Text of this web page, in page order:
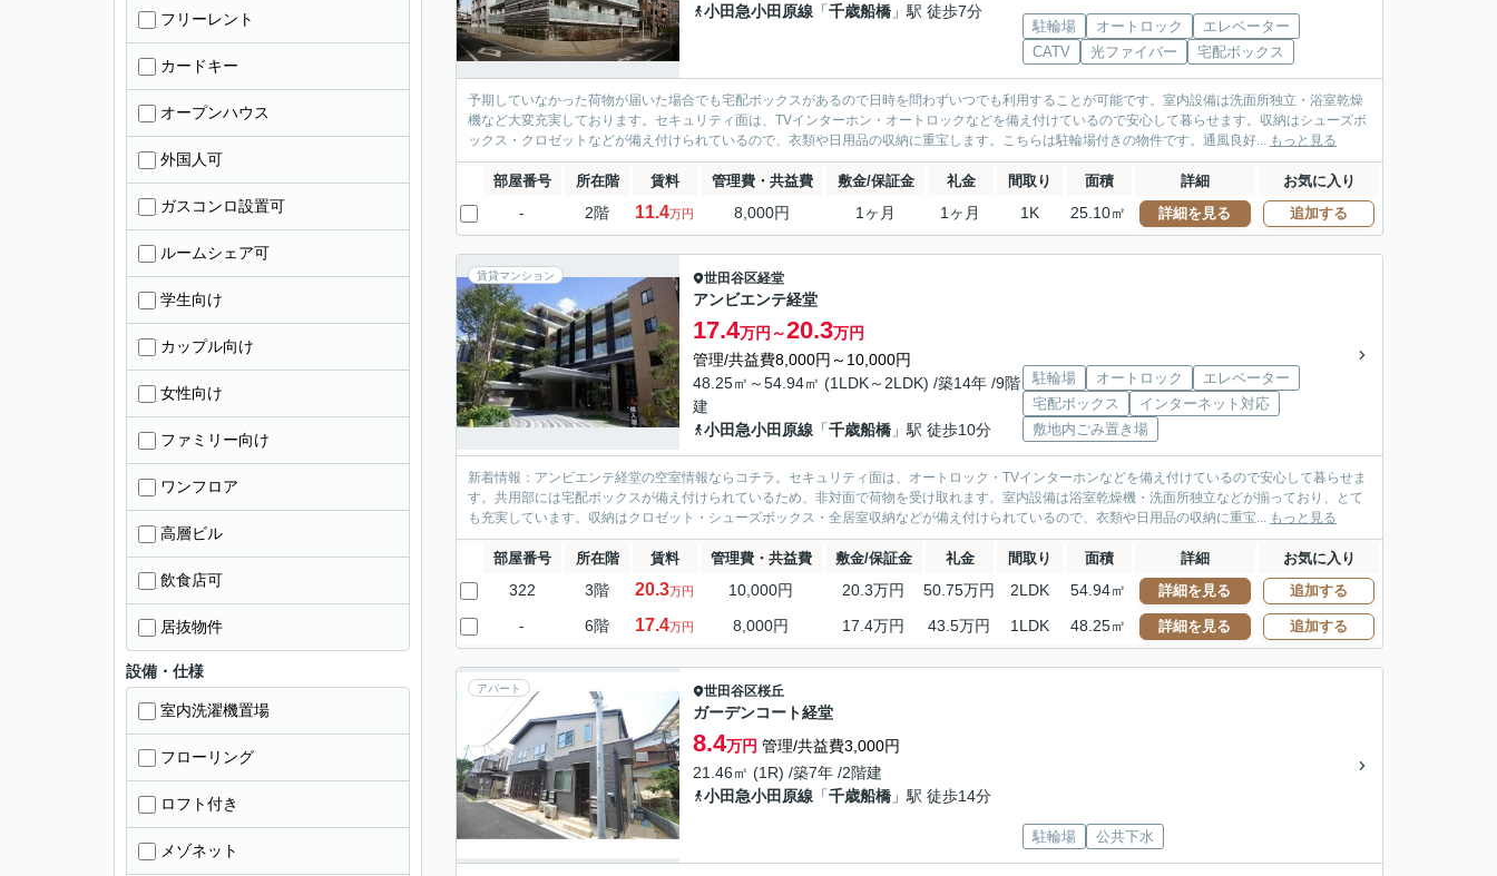
小田急小田原線 「千歳船橋 」駅 徒歩7分
駐輪場 オートロック
エレベーター
CATV
光ファイバー 宅配ボックス
予期していなかった荷物が届いた場合でも宅配ボックスがあるので日時を問わずいつでも利用することが可能です。室内設備は洗面所独立・浴室乾燥
機など大変充実しております。セキュリティ面は、TVインターホン・オートロックなどを備え付けているので安心して暮らせます。収納はシューズボ
ックス・クロゼットなどが備え付けられているので、衣類や日用品の収納に重宝します。こちらは駐輪場付きの物件です。通風良好... もっと見る
部屋番号 所在階 賃料 管理費・共益費 敷金/保証金 礼金 間取り 面積 詳細 お気に入り
- 2階 11.4万円 8,000円 1ヶ月 1ヶ月 1K 25.10㎡ 詳細を見る 追加する
賃貸マンション 世田谷区経堂
アンビエンテ経堂
17.4万円～20.3万円
管理/共益費8,000円～10,000円
48.25㎡～54.94㎡ (1LDK～2LDK) /築14年 /9階
建
小田急小田原線 「千歳船橋 」駅 徒歩10分
駐輪場 オートロック
エレベーター
宅配ボックス
インターネット対応
敷地内ごみ置き場
新着情報：アンビエンテ経堂の空室情報ならコチラ。セキュリティ面は、オートロック・TVインターホンなどを備え付けているので安心して暮らせま
す。共用部には宅配ボックスが備え付けられているため、非対面で荷物を受け取れます。室内設備は浴室乾燥機・洗面所独立などが揃っており、とて
も充実しています。収納はクロゼット・シューズボックス・全居室収納などが備え付けられているので、衣類や日用品の収納に重宝... もっと見る
部屋番号 所在階 賃料 管理費・共益費 敷金/保証金 礼金 間取り 面積 詳細 お気に入り
322 3階 20.3万円 10,000円 20.3万円 50.75万円 2LDK 54.94㎡ 詳細を見る 追加する
- 6階 17.4万円 8,000円 17.4万円 43.5万円 1LDK 48.25㎡ 詳細を見る 追加する
アパート 世田谷区桜丘
ガーデンコート経堂
8.4万円 管理/共益費3,000円
21.46㎡ (1R) /築7年 /2階建
小田急小田原線 「千歳船橋 」駅 徒歩14分
駐輪場 公共下水
フリーレント
カードキー
オープンハウス
外国人可
ガスコンロ設置可
ルームシェア可
学生向け
カップル向け
女性向け
ファミリー向け
ワンフロア
高層ビル
飲食店可
居抜物件
設備・仕様
室内洗濯機置場
フローリング
ロフト付き
メゾネット